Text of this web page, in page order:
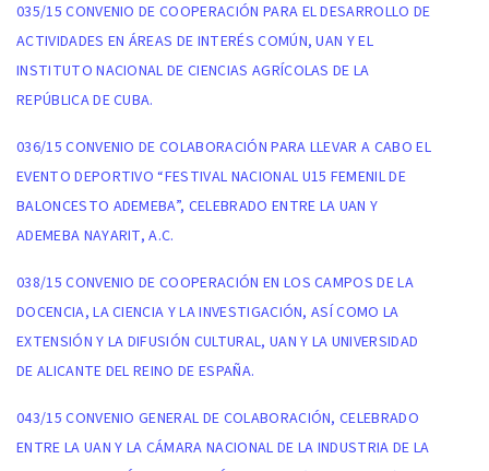
035/15 CONVENIO DE COOPERACIÓN PARA EL DESARROLLO DE
ACTIVIDADES EN ÁREAS DE INTERÉS COMÚN, UAN Y EL
INSTITUTO NACIONAL DE CIENCIAS AGRÍCOLAS DE LA
REPÚBLICA DE CUBA.
036/15 CONVENIO DE COLABORACIÓN PARA LLEVAR A CABO EL
EVENTO DEPORTIVO “FESTIVAL NACIONAL U15 FEMENIL DE
BALONCESTO ADEMEBA”, CELEBRADO ENTRE LA UAN Y
ADEMEBA NAYARIT, A.C.
038/15 CONVENIO DE COOPERACIÓN EN LOS CAMPOS DE LA
DOCENCIA, LA CIENCIA Y LA INVESTIGACIÓN, ASÍ COMO LA
EXTENSIÓN Y LA DIFUSIÓN CULTURAL, UAN Y LA UNIVERSIDAD
DE ALICANTE DEL REINO DE ESPAÑA.
043/15 CONVENIO GENERAL DE COLABORACIÓN, CELEBRADO
ENTRE LA UAN Y LA CÁMARA NACIONAL DE LA INDUSTRIA DE LA